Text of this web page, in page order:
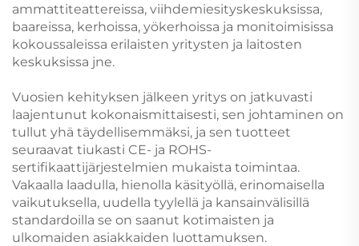
ammattiteattereissa, viihdemiesityskeskuksissa,
baareissa, kerhoissa, yökerhoissa ja monitoimisissa
kokoussaleissa erilaisten yritysten ja laitosten
keskuksissa jne.
Vuosien kehityksen jälkeen yritys on jatkuvasti
laajentunut kokonaismittaisesti, sen johtaminen on
tullut yhä täydellisemmäksi, ja sen tuotteet
seuraavat tiukasti CE- ja ROHS-
sertifikaattijärjestelmien mukaista toimintaa.
Vakaalla laadulla, hienolla käsityöllä, erinomaisella
vaikutuksella, uudella tyylellä ja kansainvälisillä
standardoilla se on saanut kotimaisten ja
ulkomaiden asiakkaiden luottamuksen.